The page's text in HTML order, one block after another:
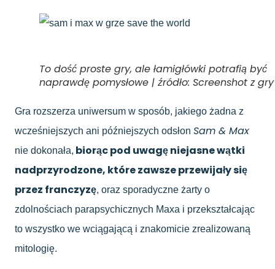
To dość proste gry, ale łamigłówki potrafią być
naprawdę pomysłowe | źródło: Screenshot z gry
Gra rozszerza uniwersum w sposób, jakiego żadna z
wcześniejszych ani późniejszych odsłon Sam & Max
nie dokonała, biorąc pod uwagę niejasne wątki
nadprzyrodzone, które zawsze przewijały się
przez franczyzę, oraz sporadyczne żarty o
zdolnościach parapsychicznych Maxa i przekształcając
to wszystko we wciągającą i znakomicie zrealizowaną
mitologię.